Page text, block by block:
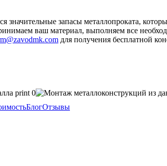
значительные запасы металлопроката,
ваш материал, выполняем все
для получения бесплатной
БлогОтзывы